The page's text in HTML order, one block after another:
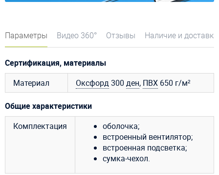
Параметры Видео 360° Отзывы Наличие и доставка
Сертификация, материалы
Материал
Оксфорд300 ден, ПВХ 650 г/м²
Общие характеристики
Комплектация
оболочка;
встроенный вентилятор;
встроенная подсветка;
сумка-чехол.